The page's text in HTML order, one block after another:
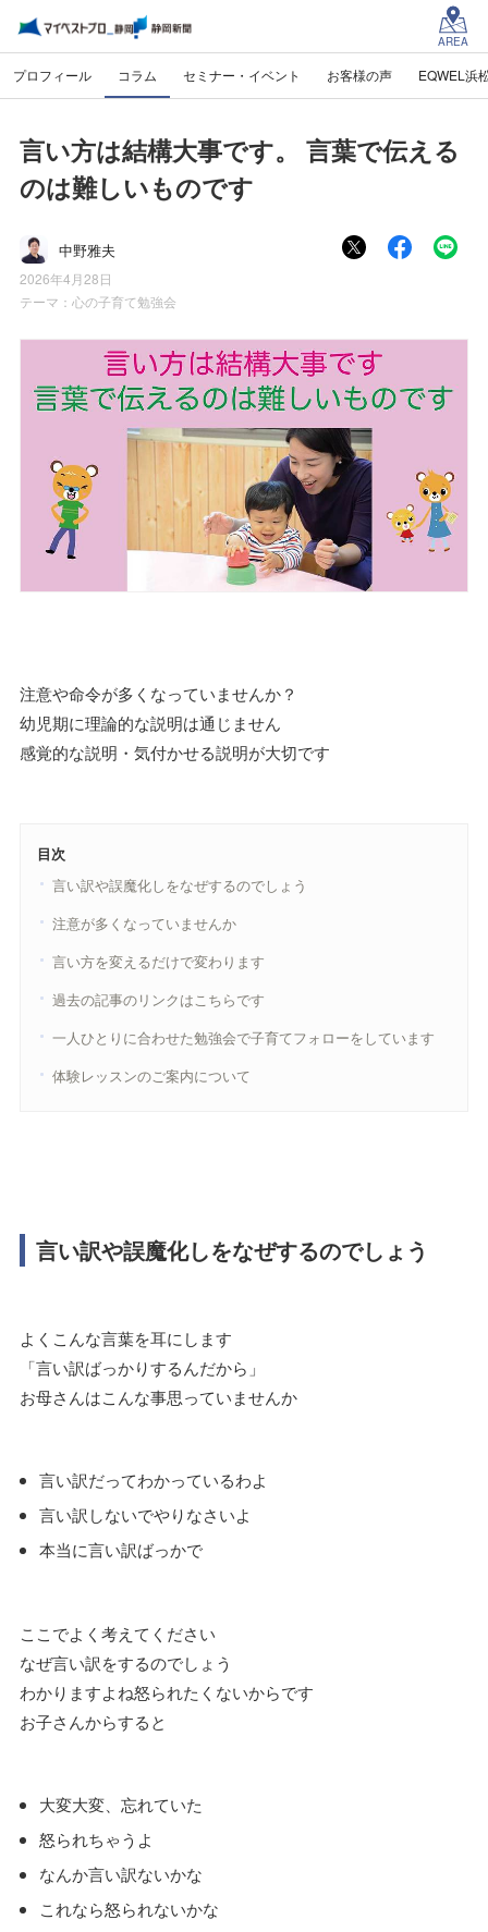
AREA
プロフィール コラム セミナー・イベント お客様の声 EQWEL浜
言い方は結構大事です。 言葉で伝える
のは難しいものです
中野雅夫
2026年4月28日
テーマ： 心の子育て勉強会
注意や命令が多くなっていませんか？
幼児期に理論的な説明は通じません
感覚的な説明・気付かせる説明が大切です
目次
言い訳や誤魔化しをなぜするのでしょう
注意が多くなっていませんか
言い方を変えるだけで変わります
過去の記事のリンクはこちらです
一人ひとりに合わせた勉強会で子育てフォローをしています
体験レッスンのご案内について
言い訳や誤魔化しをなぜするのでしょう
よくこんな言葉を耳にします
「言い訳ばっかりするんだから」
お母さんはこんな事思っていませんか
言い訳だってわかっているわよ
言い訳しないでやりなさいよ
本当に言い訳ばっかで
ここでよく考えてください
なぜ言い訳をするのでしょう
わかりますよね怒られたくないからです
お子さんからすると
大変大変、忘れていた
怒られちゃうよ
なんか言い訳ないかな
これなら怒られないかな